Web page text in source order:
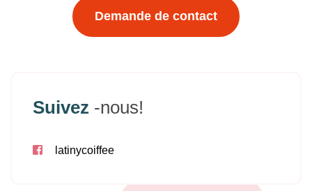
Demande de contact
Suivez -nous!
latinycoiffee